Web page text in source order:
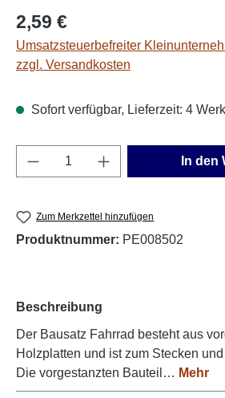
Regulärer Preis:
2,59 €
Umsatzsteuerbefreiter
zzgl. Versandkosten
Sofort verfügbar, Lieferzeit: 4
Produkt Anzahl: Gib den
In den
Zum Merkzettel hinzufügen
Produktnummer: PE008502
Beschreibung
Der Bausatz Fahrrad besteht aus
Holzplatten und ist zum Stecken
Die vorgestanzten Bauteil… Mehr